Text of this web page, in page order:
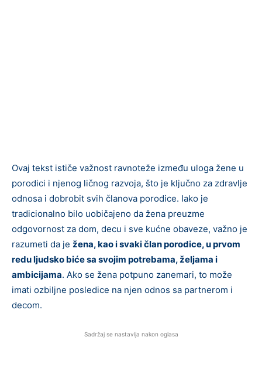
Ovaj tekst ističe važnost ravnoteže između uloga žene u
porodici i njenog ličnog razvoja, što je ključno za zdravlje
odnosa i dobrobit svih članova porodice. Iako je
tradicionalno bilo uobičajeno da žena preuzme
odgovornost za dom, decu i sve kućne obaveze, važno je
razumeti da je žena, kao i svaki član porodice, u prvom
redu ljudsko biće sa svojim potrebama, željama i
ambicijama. Ako se žena potpuno zanemari, to može
imati ozbiljne posledice na njen odnos sa partnerom i
decom.
Sadržaj se nastavlja nakon oglasa